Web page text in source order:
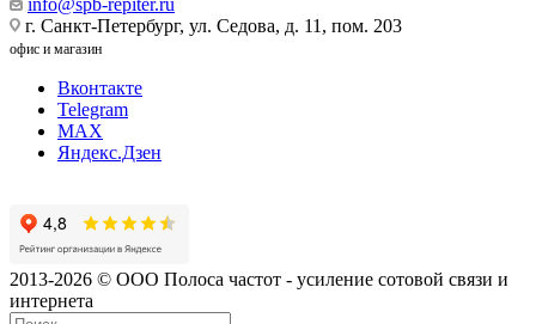
info@spb-repiter.ru
г. Санкт-Петербург, ул. Седова, д. 11, пом. 203
офис и магазин
Вконтакте
Telegram
MAX
Яндекс.Дзен
2013-2026 © ООО Полоса частот - усиление сотовой связи и
интернета